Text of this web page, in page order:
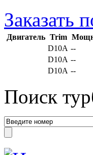
Заказать
Двигатель Trim
D10A --
D10A --
D10A --
Поиск